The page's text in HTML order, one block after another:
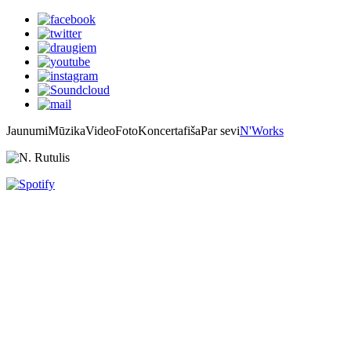
JaunumiMūzikaVideoFotoKoncertafišaPar seviN'Works